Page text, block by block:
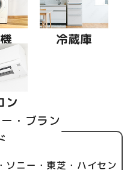
冷蔵庫
ン
・ブラン
ソニー・東芝・ハイセン